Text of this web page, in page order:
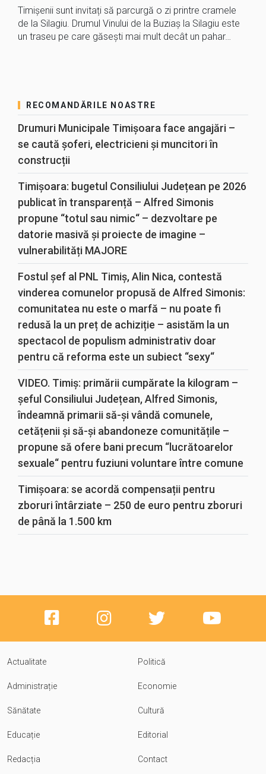
Timișenii sunt invitați să parcurgă o zi printre cramele
de la Silagiu. Drumul Vinului de la Buziaș la Silagiu este
un traseu pe care găsești mai mult decât un pahar…
RECOMANDĂRILE NOASTRE
Drumuri Municipale Timișoara face angajări –
se caută șoferi, electricieni și muncitori în
construcții
Timișoara: bugetul Consiliului Județean pe 2026
publicat în transparență – Alfred Simonis
propune “totul sau nimic“ – dezvoltare pe
datorie masivă și proiecte de imagine –
vulnerabilități MAJORE
Fostul șef al PNL Timiș, Alin Nica, contestă
vinderea comunelor propusă de Alfred Simonis:
comunitatea nu este o marfă – nu poate fi
redusă la un preț de achiziție – asistăm la un
spectacol de populism administrativ doar
pentru că reforma este un subiect “sexy“
VIDEO. Timiș: primării cumpărate la kilogram –
șeful Consiliului Județean, Alfred Simonis,
îndeamnă primarii să-și vândă comunele,
cetățenii și să-și abandoneze comunitățile –
propune să ofere bani precum “lucrătoarelor
sexuale“ pentru fuziuni voluntare între comune
Timișoara: se acordă compensații pentru
zboruri întârziate – 250 de euro pentru zboruri
de până la 1.500 km
Actualitate Politică
Administrație Economie
Sănătate Cultură
Educație Editorial
Redacția Contact